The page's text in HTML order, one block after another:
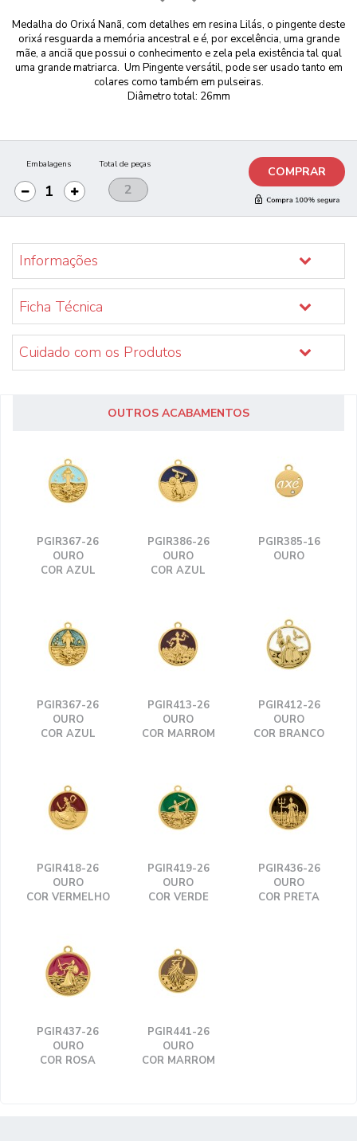
Medalha do Orixá Nanã, com detalhes em resina Lilás, o pingente deste
orixá resguarda a memória ancestral e é, por excelência, uma grande
mãe, a anciã que possui o conhecimento e zela pela existência tal qual
uma grande matriarca. Um Pingente versátil, pode ser usado tanto em
colares como também em pulseiras.
Diâmetro total: 26mm
Embalagens Total de peças COMPRAR
Informações
Ficha Técnica
Cuidado com os Produtos
OUTROS ACABAMENTOS
PGIR367-26
OURO
COR AZUL
PGIR386-26
OURO
COR AZUL
PGIR385-16
OURO
PGIR367-26
OURO
COR AZUL
PGIR413-26
OURO
COR MARROM
PGIR412-26
OURO
COR BRANCO
PGIR418-26
OURO
COR VERMELHO
PGIR419-26
OURO
COR VERDE
PGIR436-26
OURO
COR PRETA
PGIR437-26
OURO
COR ROSA
PGIR441-26
OURO
COR MARROM